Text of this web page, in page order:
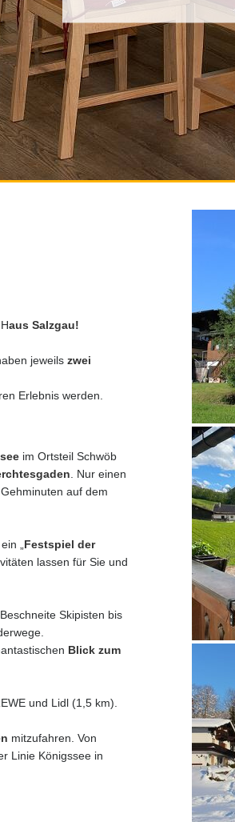
aus Salzgau!
jeweils zwei
Erlebnis werden.
im Ortsteil Schwöb
. Nur einen
auf dem
„ Festspiel der
lassen für Sie und
Skipisten bis
Blick zum
und Lidl (1,5 km).
mitzufahren. Von
Linie Königssee in